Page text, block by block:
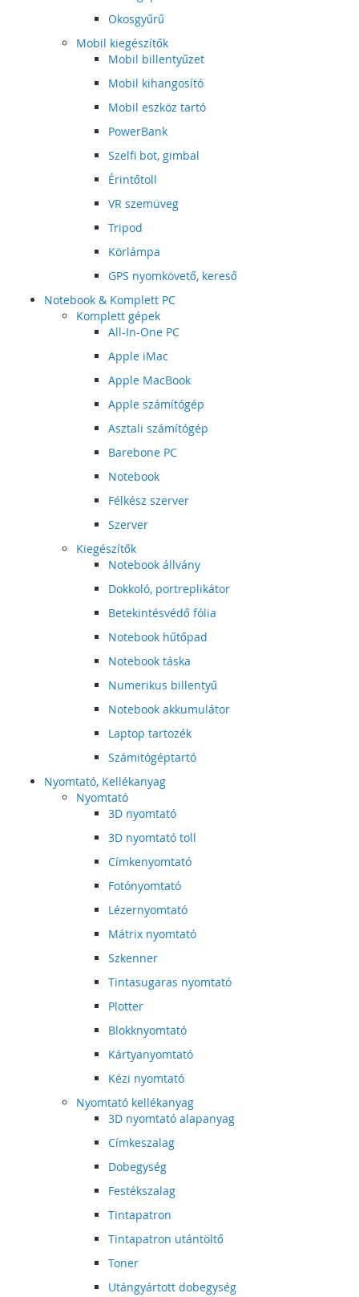
Okosgyűrű
Mobil kiegészítők
Mobil billentyűzet
Mobil kihangosító
Mobil eszköz tartó
PowerBank
Szelfi bot, gimbal
Érintőtoll
VR szemüveg
Tripod
Körlámpa
GPS nyomkövető, kereső
Notebook & Komplett PC
Komplett gépek
All-In-One PC
Apple iMac
Apple MacBook
Apple számítógép
Asztali számítógép
Barebone PC
Notebook
Félkész szerver
Szerver
Kiegészítők
Notebook állvány
Dokkoló, portreplikátor
Betekintésvédő fólia
Notebook hűtőpad
Notebook táska
Numerikus billentyű
Notebook akkumulátor
Laptop tartozék
Számitógéptartó
Nyomtató, Kellékanyag
Nyomtató
3D nyomtató
3D nyomtató toll
Címkenyomtató
Fotónyomtató
Lézernyomtató
Mátrix nyomtató
Szkenner
Tintasugaras nyomtató
Plotter
Blokknyomtató
Kártyanyomtató
Kézi nyomtató
Nyomtató kellékanyag
3D nyomtató alapanyag
Címkeszalag
Dobegység
Festékszalag
Tintapatron
Tintapatron utántöltő
Toner
Utángyártott dobegység